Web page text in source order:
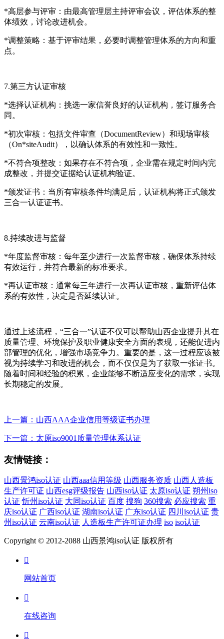
*高层参与评审：由最高管理层主持评审会议，评估体系的整
体绩效，讨论改进机会。
*调整策略：基于评审结果，必要时调整管理体系的方向和重
点。
7.第三方认证审核
*选择认证机构：挑选一家信誉良好的认证机构，签订服务合
同。
*初次审核：包括文件审查（DocumentReview）和现场审核
（On*siteAudit），以确认体系的有效性和一致性。
*不符合项整改：如果存在不符合项，企业需在规定时间内完
成整改，并提交证据给认证机构验证。
*颁发证书：当所有审核条件均满足后，认证机构将正式颁发
三合一认证证书。
8.持续改进与监督
*年度监督审核：每年至少进行一次监督审核，确保体系持续
有效运行，并符合最新的标准要求。
*再认证审核：通常每三年进行一次再认证审核，重新评估体
系的有效性，决定是否延续认证。
通过上述流程，“三合一”认证不仅可以帮助山西企业提升其在
质量管理、环境保护及职业健康安全方面的表现，还能促进内
部管理的优化，增强市场竞争力。重要的是，这一过程应该被
视为持续学习和改进的机会，而不仅仅是为了获取一张证书。
随着时间和经验的积累，企业能够不断适应变化的需求，实现
长期稳定的发展。
上一篇：山西AAA企业信用等级证书办理
下一篇：太原iso9001质量管理体系认证
友情链接：
山西景鸿iso认证 山西aaa信用等级 山西服务资质 山西人造板
生产许可证 山西esg评级报告 山西iso认证 太原iso认证 朔州iso
认证 忻州iso认证 大同iso认证 百度 搜狗 360搜索 必应搜索 重
庆iso认证 广西iso认证 湖南iso认证 广东iso认证 四川iso认证 贵
州iso认证 云南iso认证 人造板生产许可证办理 iso iso认证
Copyright © 2012-2088 山西景鸿iso认证 版权所有

网站首页

在线咨询
